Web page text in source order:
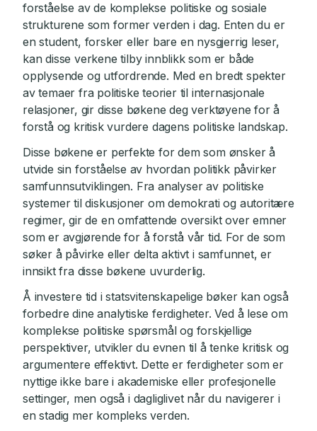
forståelse av de komplekse politiske og sosiale
strukturene som former verden i dag. Enten du er
en student, forsker eller bare en nysgjerrig leser,
kan disse verkene tilby innblikk som er både
opplysende og utfordrende. Med en bredt spekter
av temaer fra politiske teorier til internasjonale
relasjoner, gir disse bøkene deg verktøyene for å
forstå og kritisk vurdere dagens politiske landskap.
Disse bøkene er perfekte for dem som ønsker å
utvide sin forståelse av hvordan politikk påvirker
samfunnsutviklingen. Fra analyser av politiske
systemer til diskusjoner om demokrati og autoritære
regimer, gir de en omfattende oversikt over emner
som er avgjørende for å forstå vår tid. For de som
søker å påvirke eller delta aktivt i samfunnet, er
innsikt fra disse bøkene uvurderlig.
Å investere tid i statsvitenskapelige bøker kan også
forbedre dine analytiske ferdigheter. Ved å lese om
komplekse politiske spørsmål og forskjellige
perspektiver, utvikler du evnen til å tenke kritisk og
argumentere effektivt. Dette er ferdigheter som er
nyttige ikke bare i akademiske eller profesjonelle
settinger, men også i dagliglivet når du navigerer i
en stadig mer kompleks verden.